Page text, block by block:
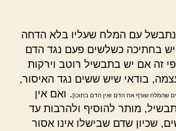
עם המלח שעליו בלא הדחה
בחתיכה כשלשים פעם נגד הדם
זה אם יש בתבשיל רוטב וירקות
בודאי שיש ששים נגד האיסור,
שהמלח שורף את הדם ואין הדם בתוכו]. ואם אין
מותר להוסיף ולהרבות עד
שכיון שדם שבישלו אינו אסור